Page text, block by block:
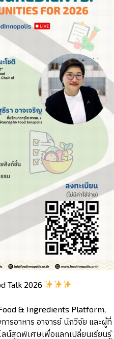
Talk 2026
& Ingredients Platform,
รอาหาร อาจารย์ นักวิจัย และผู้ที่
น์สุดพิเศษเพื่อแลกเปลี่ยนเรียนรู้